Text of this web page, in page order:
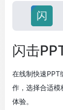
闪击
在线制快速PPT
作，选择合适模
体验。